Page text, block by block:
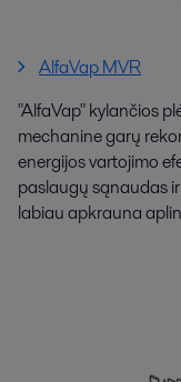
AlfaVap MVR
"AlfaVap" kylančios
mechanine garų
energijos vartojimo
paslaugų sąnaudas
labiau apkrauna